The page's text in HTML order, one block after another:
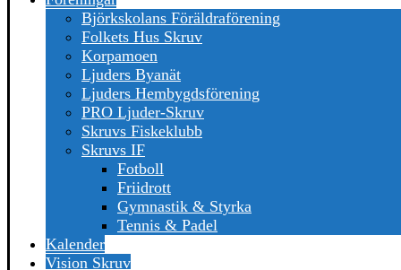
Björkskolans Föräldraförening
Folkets Hus Skruv
Korpamoen
Ljuders Byanät
Ljuders Hembygdsförening
PRO Ljuder-Skruv
Skruvs Fiskeklubb
Skruvs IF
Fotboll
Friidrott
Gymnastik & Styrka
Tennis & Padel
Kalender
Vision Skruv